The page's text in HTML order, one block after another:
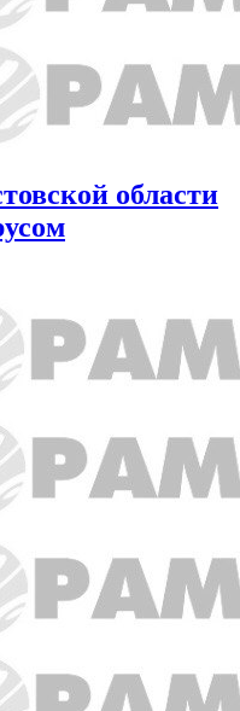
области